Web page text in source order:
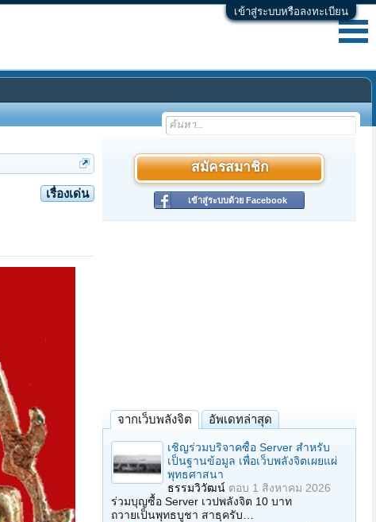
เข้าสู่ระบบหรือลงทะเบียน
เรื่องเด่น
สมัครสมาชิก
เข้าสู่ระบบด้วย Facebook
จากเว็บพลังจิต อัพเดทล่าสุด
เชิญร่วมบริจาคซื้อ Server สำหรับ
เป็นฐานข้อมูล เพื่อเว็บพลังจิตเผยแผ่
พุทธศาสนา
ธรรมวิวัฒน์ ตอบ 1 สิงหาคม 2026
ร่วมบุญซื้อ Server เวปพลังจิต 10 บาท
ถวายเป็นพุทธบูชา สาธุครับ…